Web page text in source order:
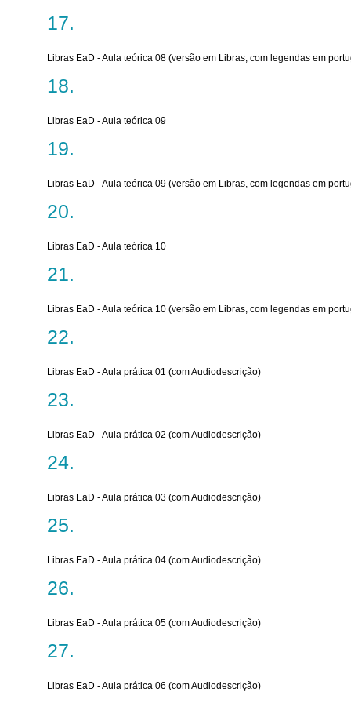
Libras EaD - Aula teórica 08 (versão em Libras, com legendas em
Libras EaD - Aula teórica 09
Libras EaD - Aula teórica 09 (versão em Libras, com legendas em
Libras EaD - Aula teórica 10
Libras EaD - Aula teórica 10 (versão em Libras, com legendas em
Libras EaD - Aula prática 01 (com Audiodescrição)
Libras EaD - Aula prática 02 (com Audiodescrição)
Libras EaD - Aula prática 03 (com Audiodescrição)
Libras EaD - Aula prática 04 (com Audiodescrição)
Libras EaD - Aula prática 05 (com Audiodescrição)
Libras EaD - Aula prática 06 (com Audiodescrição)